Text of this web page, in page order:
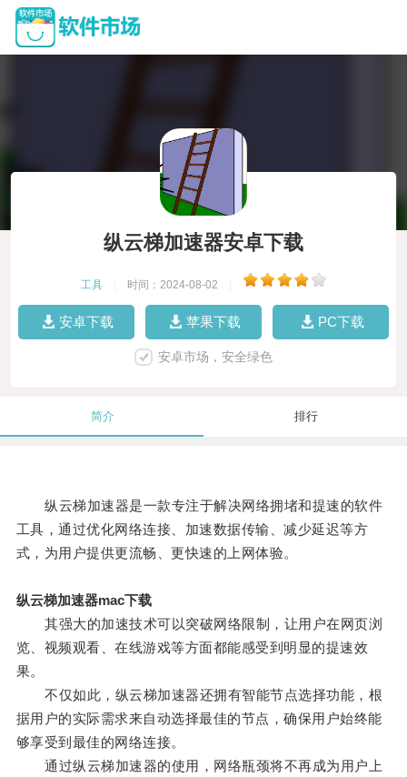
纵云梯加速器安卓下载
工具 时间：2024-08-02
安卓下载 苹果下载 PC下载
安卓市场，安全绿色
简介 排行
纵云梯加速器是一款专注于解决网络拥堵和提速的软件
工具，通过优化网络连接、加速数据传输、减少延迟等方
式，为用户提供更流畅、更快速的上网体验。
纵云梯加速器mac下载
其强大的加速技术可以突破网络限制，让用户在网页浏
览、视频观看、在线游戏等方面都能感受到明显的提速效
果。
不仅如此，纵云梯加速器还拥有智能节点选择功能，根
据用户的实际需求来自动选择最佳的节点，确保用户始终能
够享受到最佳的网络连接。
通过纵云梯加速器的使用，网络瓶颈将不再成为用户上